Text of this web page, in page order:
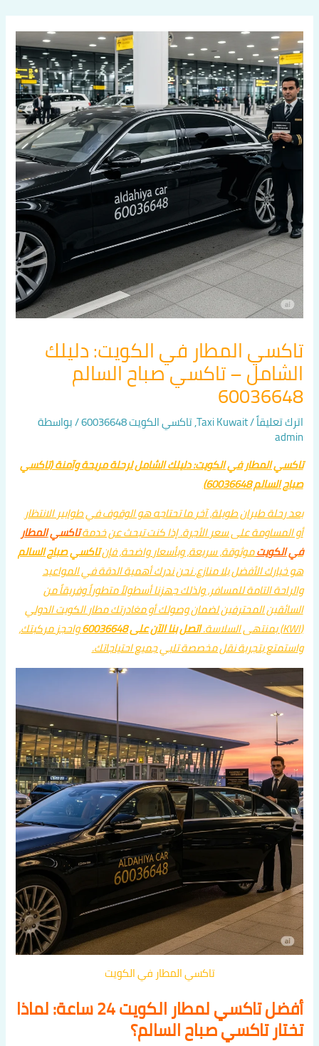
المحتوى
تاكسي المطار في الكويت: دليلك
الشامل – تاكسي صباح السالم
60036648
اترك تعليقاً/
Taxi Kuwait
,تاكسي الكويت 60036648 / بواسطة
admin
تاكسي المطار في الكويت: دليلك الشامل لرحلة مريحة وآمنة (تاكسي
صباح السالم 60036648)
بعد رحلة طيران طويلة، آخر ما تحتاجه هو الوقوف في طوابير الانتظار
أو المساومة على سعر الأجرة. إذا كنت تبحث عن خدمةتاكسيالمطار
فيالكويتموثوقة، سريعة، وبأسعار واضحة، فإنتاكسي صباح السالم
هو خيارك الأفضل بلا منازع. نحن ندرك أهمية الدقة في المواعيد
والراحة التامة للمسافر، ولذلك جهزنا أسطولاً متطوراً وفريقاً من
السائقين المحترفين لضمان وصولك أو مغادرتك مطار الكويت الدولي
(KWI) بمنتهى السلاسة.
اتصل بنا الآن على 60036648
واحجز مركبتك،
واستمتع بتجربة نقل مخصصة تلبي جميع احتياجاتك.
تاكسي المطار في الكويت
أفضل تاكسي لمطار الكويت 24 ساعة: لماذا
تختار تاكسي صباح السالم؟